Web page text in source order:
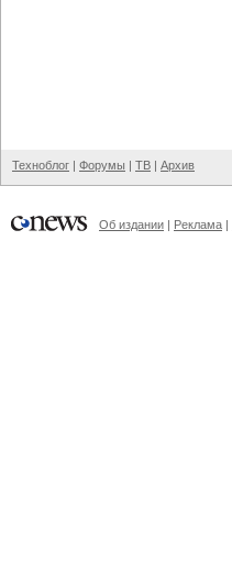
Техноблог | Форумы | ТВ | Архив
Об издании | Реклама |